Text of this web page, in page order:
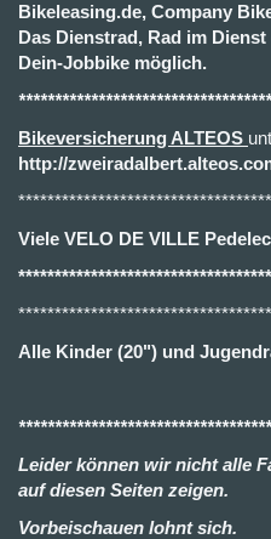
Bikeleasing.de, Company
Das Dienstrad, Rad im
Dein-Jobbike möglich.
Bikeversicherung ALTEOS
http://
Viele VELO DE VILLE
Alle Kinder (20") und
Leider können wir nicht alle
auf diesen Seiten zeigen.
Vorbeischauen lohnt sich.